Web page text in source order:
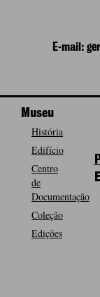
E-mail:
Museu
História
Edifício
Centro
de
Documentação
Coleção
Edições